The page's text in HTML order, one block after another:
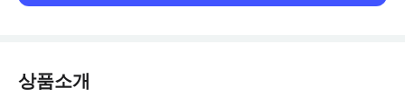
상품소개